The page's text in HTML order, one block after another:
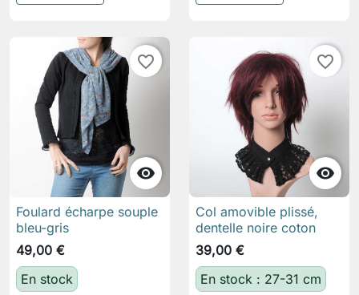

favorite_border
Foulard écharpe souple
bleu-gris
49,00 €
En stock

favorite_border
Col amovible plissé,
dentelle noire coton
39,00 €
En stock : 27-31 cm